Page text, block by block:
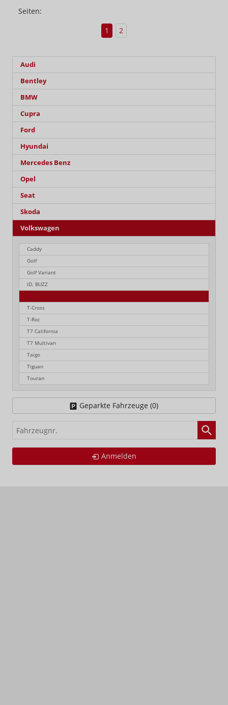
Seiten:
1
2
Audi
Bentley
BMW
Cupra
Ford
Hyundai
Mercedes Benz
Opel
Seat
Skoda
Volkswagen
Caddy
Golf
Golf Variant
ID. BUZZ
T-Cross
T-Roc
T7 California
T7 Multivan
Taigo
Tiguan
Touran
Geparkte Fahrzeuge (0)
Fahrzeugnr.
Anmelden